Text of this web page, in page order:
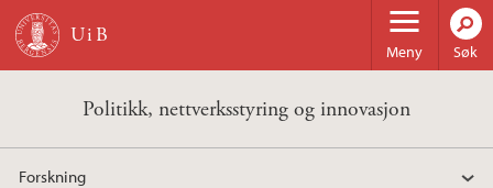
Hopp til hovedinnhold
Meny Søk
Politikk, nettverksstyring og innovasjon
Forskning